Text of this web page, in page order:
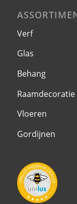
Verf
Glas
Behang
Raamdecoratie
Vloeren
Gordijnen